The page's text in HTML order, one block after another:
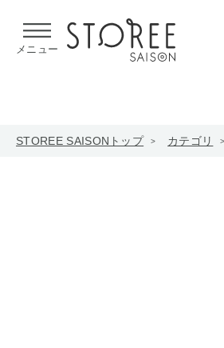
メニュー
STOREE SAISONトップ カテゴリ